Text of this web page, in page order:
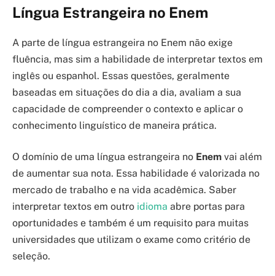
Língua Estrangeira no Enem
A parte de língua estrangeira no Enem não exige
fluência, mas sim a habilidade de interpretar textos em
inglês ou espanhol. Essas questões, geralmente
baseadas em situações do dia a dia, avaliam a sua
capacidade de compreender o contexto e aplicar o
conhecimento linguístico de maneira prática.
O domínio de uma língua estrangeira no Enem vai além
de aumentar sua nota. Essa habilidade é valorizada no
mercado de trabalho e na vida acadêmica. Saber
interpretar textos em outro idioma abre portas para
oportunidades e também é um requisito para muitas
universidades que utilizam o exame como critério de
seleção.